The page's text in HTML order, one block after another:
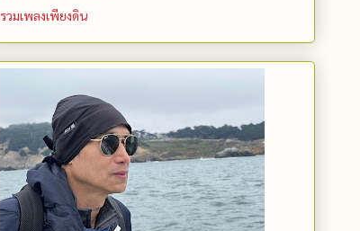
รวมเพลงเพียงดิน